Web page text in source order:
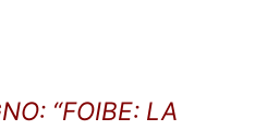
“FOIBE: LA